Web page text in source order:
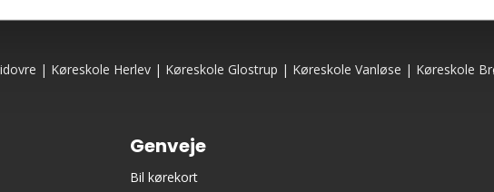
| Køreskole Herlev| Køreskole Glostrup | Køreskole Vanløse | Køreskole
Genveje
Bil kørekort